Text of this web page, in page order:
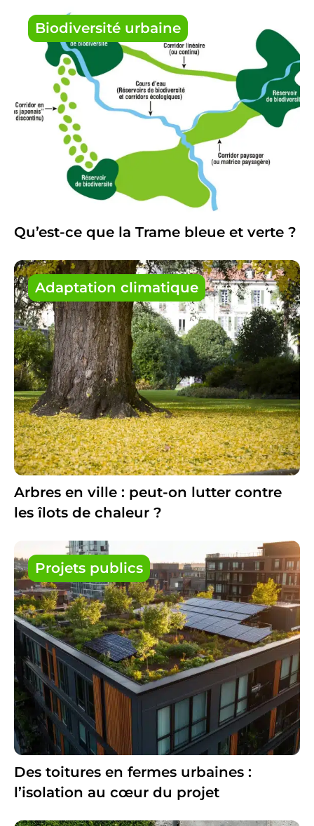
Biodiversité urbaine
Qu’est-ce que la Trame bleue et verte ?
Adaptation climatique
Arbres en ville : peut-on lutter contre
les îlots de chaleur ?
Projets publics
Des toitures en fermes urbaines :
l’isolation au cœur du projet